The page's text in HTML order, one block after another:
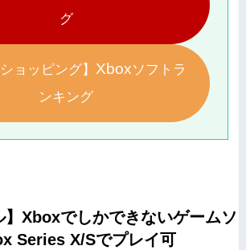
グ
ョッピング】 Xboxソフトラ
ンキング
】Xboxでしかできないゲームソ
Series X/Sでプレイ可